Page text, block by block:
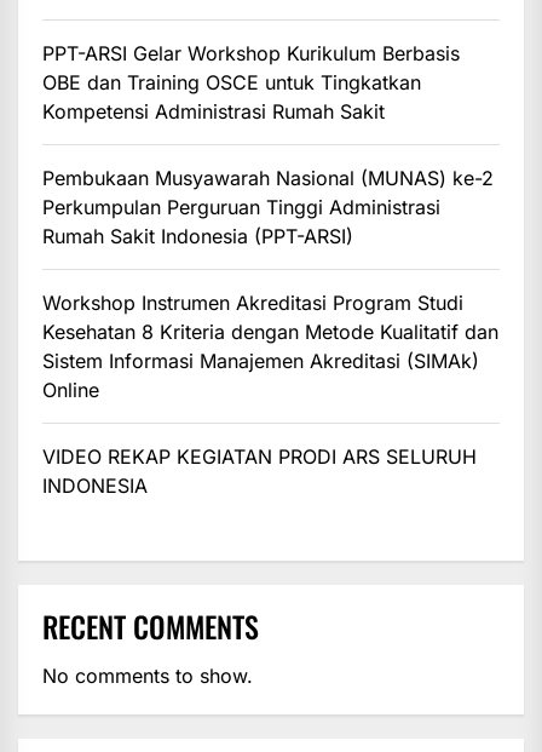
PPT-ARSI Gelar Workshop Kurikulum Berbasis
OBE dan Training OSCE untuk Tingkatkan
Kompetensi Administrasi Rumah Sakit
Pembukaan Musyawarah Nasional (MUNAS) ke-2
Perkumpulan Perguruan Tinggi Administrasi
Rumah Sakit Indonesia (PPT-ARSI)
Workshop Instrumen Akreditasi Program Studi
Kesehatan 8 Kriteria dengan Metode Kualitatif dan
Sistem Informasi Manajemen Akreditasi (SIMAk)
Online
VIDEO REKAP KEGIATAN PRODI ARS SELURUH
INDONESIA
RECENT COMMENTS
No comments to show.